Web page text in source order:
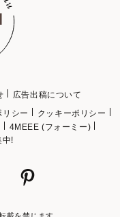
広告出稿について
リシー
クッキーポリシー
4MEEE (フォーミー)
中!